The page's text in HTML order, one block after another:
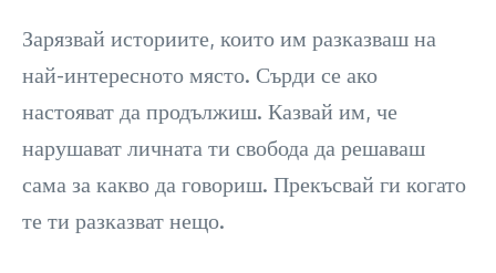
Зарязвай историите, които им разказваш на
най-интересното място. Сърди се ако
настояват да продължиш. Казвай им, че
нарушават личната ти свобода да решаваш
сама за какво да говориш. Прекъсвай ги когато
те ти разказват нещо.